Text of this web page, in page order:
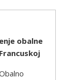
obalne